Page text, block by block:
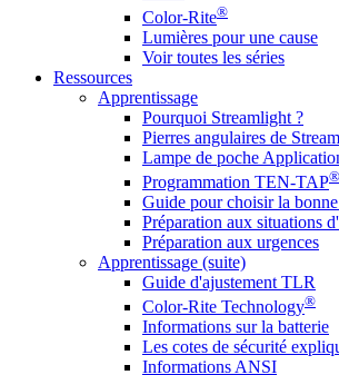
Color-Rite®
Lumières pour une cause
Voir toutes les séries
Ressources
Apprentissage
Pourquoi Streamlight ?
Pierres angulaires de
Lampe de poche
Programmation TEN-TAP®
Guide pour choisir la
Préparation aux situations
Préparation aux urgences
Apprentissage (suite)
Guide d'ajustement TLR
Color-Rite Technology®
Informations sur la batterie
Les cotes de sécurité
Informations ANSI